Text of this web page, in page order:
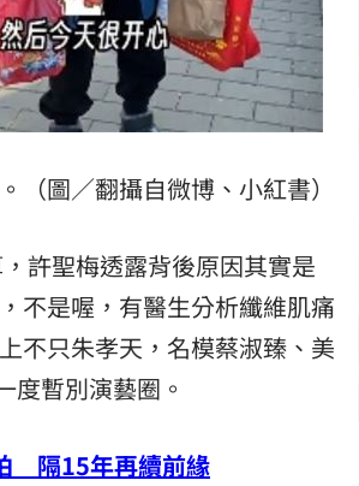
圖／翻攝自微博、小紅書）
許聖梅透露背後原因其實是
不是喔，有醫生分析纖維肌痛
不只朱孝天，名模蔡淑臻、美
度暫別演藝圈。
隔15年再續前緣